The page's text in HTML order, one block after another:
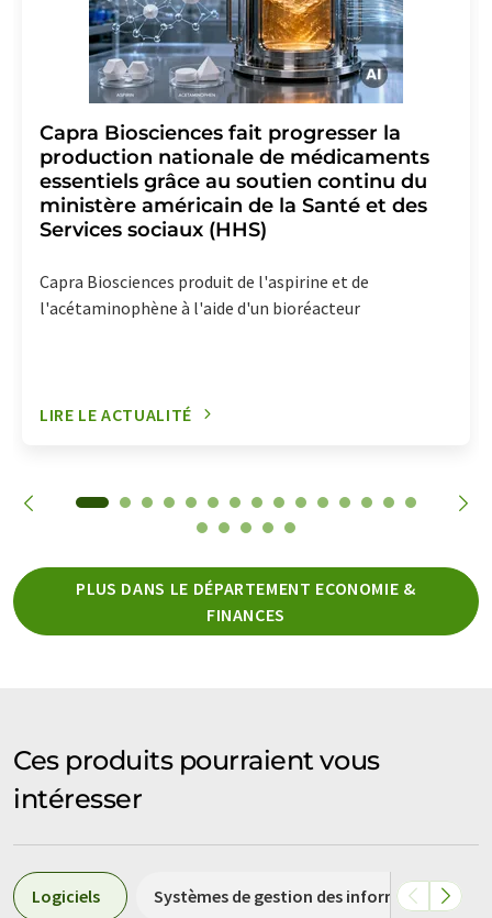
Capra Biosciences fait progresser la
production nationale de médicaments
essentiels grâce au soutien continu du
ministère américain de la Santé et des
Services sociaux (HHS)
Capra Biosciences produit de l'aspirine et de
l'acétaminophène à l'aide d'un bioréacteur
LIRE LE ACTUALITÉ
PLUS DANS LE DÉPARTEMENT ECONOMIE &
FINANCES
Ces produits pourraient vous
intéresser
Logiciels Systèmes de gestion des informations de